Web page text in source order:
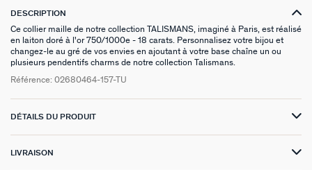
GÉNÉRATION AGATHA
SUR LA PEAU
DESCRIPTION
Ce collier maille de notre collection TALISMANS, imaginé à Paris, est réalisé
en laiton doré à l'or 750/1000e - 18 carats. Personnalisez votre bijou et
changez-le au gré de vos envies en ajoutant à votre base chaîne un ou
plusieurs pendentifs charms de notre collection Talismans.
Référence: 02680464-157-TU
DÉTAILS DU PRODUIT
LIVRAISON